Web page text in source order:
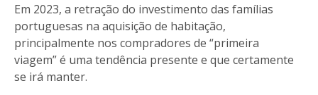
Em 2023, a retração do investimento das famílias
portuguesas na aquisição de habitação,
principalmente nos compradores de “primeira
viagem” é uma tendência presente e que certamente
se irá manter.